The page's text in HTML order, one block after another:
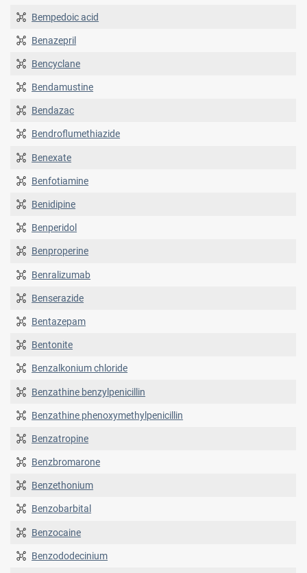
Bempedoic acid
Benazepril
Bencyclane
Bendamustine
Bendazac
Bendroflumethiazide
Benexate
Benfotiamine
Benidipine
Benperidol
Benproperine
Benralizumab
Benserazide
Bentazepam
Bentonite
Benzalkonium chloride
Benzathine benzylpenicillin
Benzathine phenoxymethylpenicillin
Benzatropine
Benzbromarone
Benzethonium
Benzobarbital
Benzocaine
Benzododecinium